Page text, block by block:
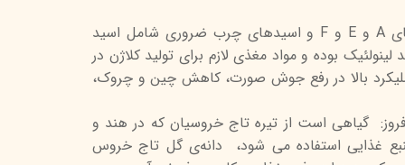
- شی باتر: غنی از ویتامین های A و E و F و اسیدهای چرب ضروری شامل اسید
بوده و مواد مغذی لازم برای تولید کلاژن در
بالا در رفع جوش صورت، کاهش چین و چروک،
گیاهی است از تیره تاج خروسیان که در هند و
غذایی استفاده می شود، دانه‌ی گل تاج خروس